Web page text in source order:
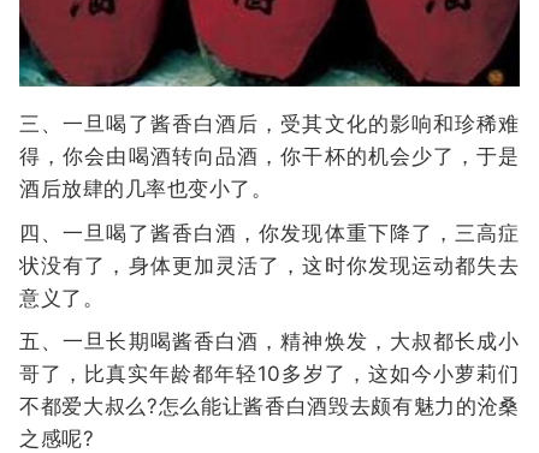
三、一旦喝了酱香白酒后，受其文化的影响和珍稀难
得，你会由喝酒转向品酒，你干杯的机会少了，于是
酒后放肆的几率也变小了。
四、一旦喝了酱香白酒，你发现体重下降了，三高症
状没有了，身体更加灵活了，这时你发现运动都失去
意义了。
五、一旦长期喝酱香白酒，精神焕发，大叔都长成小
哥了，比真实年龄都年轻10多岁了，这如今小萝莉们
不都爱大叔么?怎么能让酱香白酒毁去颇有魅力的沧桑
之感呢?